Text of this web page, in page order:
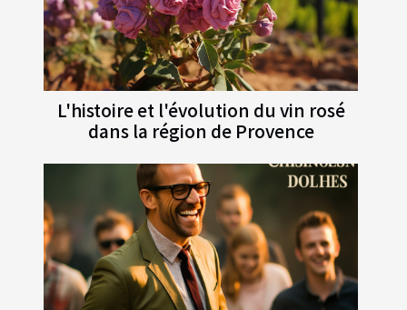
L'histoire et l'évolution du vin rosé
dans la région de Provence